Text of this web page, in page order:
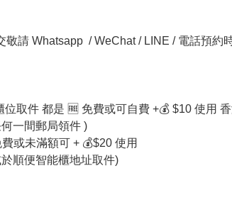
請 Whatsapp / WeChat / LINE / 電話預
取件 都是 🆓 免費或可自費 +💰 $10 使用
一間郵局領件 )
或未滿額可 + 💰$20 使用
順便智能櫃地址取件)